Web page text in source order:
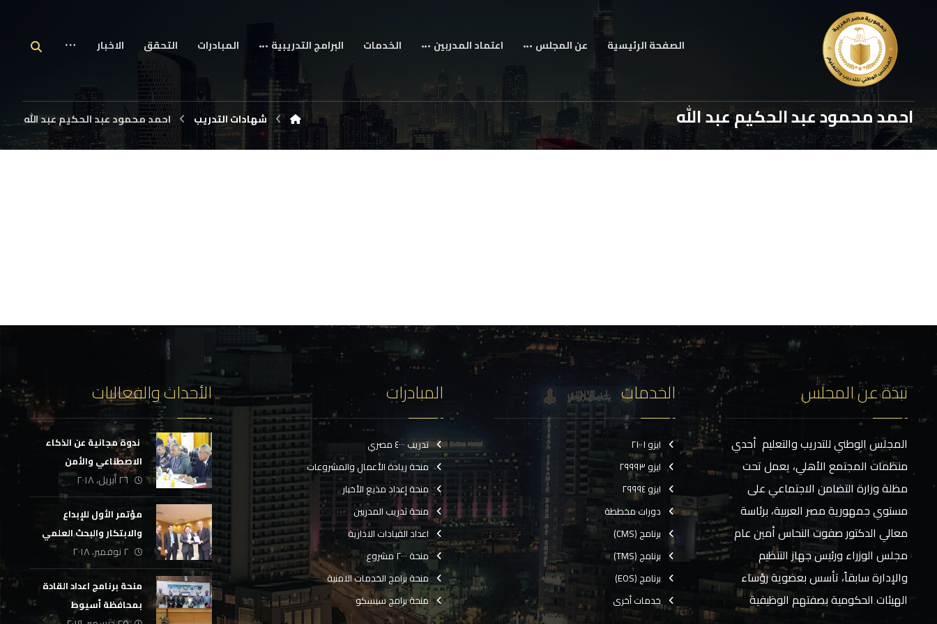
الصفحة الرئيسية عن المجلس اعتماد المدربين الخدمات البرامج التدريبية المبادرات التحقق الاخبار
احمد محمود عبد الحكيم عبد الله شهادات التدريب احمد محمود عبد الحكيم عبد الله
نبذة عن المجلس
المجلس الوطني للتدريب والتعليم أحدي
منظمات المجتمع الأهلي، يعمل تحت
مظلة وزارة التضامن الاجتماعي على
مستوي جمهورية مصر العربية، برئاسة
معالي الدكتور صفوت النحاس أمين عام
مجلس الوزراء ورئيس جهاز التنظيم
والإدارة سابقاً، تأسس بعضوية رؤساء
الهيئات الحكومية بصفتهم الوظيفية
الخدمات
ايزو ٢١٠٠١
ايزو ٢٩٩٩٣
ايزو ٢٩٩٩٤
دورات مخططة
برنامج (CMS)
برنامج (TMS)
برنامج (EOS)
خدمات أخرى
المبادرات
تدريب ٤٠٠٠ مصري
منحة ريادة الأعمال والمشروعات
منحة إعداد مذيع الأخبار
منحة تدريب المدربين
اعداد القيادات الادارية
منحة ٢٠٠٠ مشروع
منحة برامج الخدمات الامنية
منحة برامج سيسكو
الأحداث والفعاليات
‏ ندوة مجانية عن الذكاء
الاصطناعي والأمن
السيبراني
٢٦ أبريل، ٢٠١٨
مؤتمر الأول للإبداع
والابتكار والبحث العلمي
٢ نوفمبر، ٢٠١٨
منحة برنامج اعداد القادة
بمحافظة أسيوط